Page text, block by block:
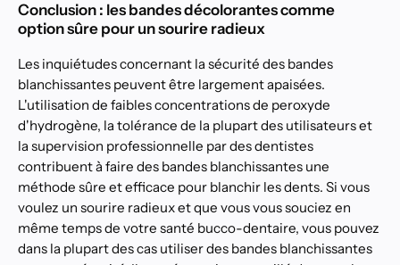
Conclusion : les bandes décolorantes comme
option sûre pour un sourire radieux
Les inquiétudes concernant la sécurité des bandes
blanchissantes peuvent être largement apaisées.
L'utilisation de faibles concentrations de peroxyde
d'hydrogène, la tolérance de la plupart des utilisateurs et
la supervision professionnelle par des dentistes
contribuent à faire des bandes blanchissantes une
méthode sûre et efficace pour blanchir les dents. Si vous
voulez un sourire radieux et que vous vous souciez en
même temps de votre santé bucco-dentaire, vous pouvez
dans la plupart des cas utiliser des bandes blanchissantes